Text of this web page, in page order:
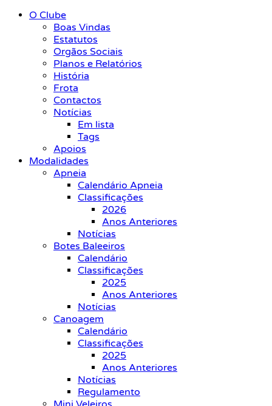
O Clube
Boas Vindas
Estatutos
Orgãos Sociais
Planos e Relatórios
História
Frota
Contactos
Notícias
Em lista
Tags
Apoios
Modalidades
Apneia
Calendário Apneia
Classificações
2026
Anos Anteriores
Notícias
Botes Baleeiros
Calendário
Classificações
2025
Anos Anteriores
Notícias
Canoagem
Calendário
Classificações
2025
Anos Anteriores
Notícias
Regulamento